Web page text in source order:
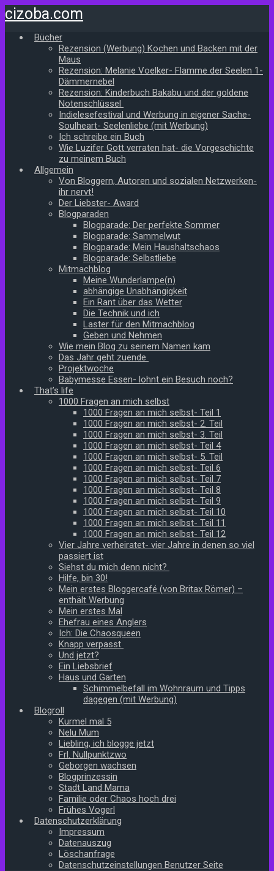
Zum
Hauptinhalt
springen
cizoba.com
Bücher
Rezension (Werbung) Kochen und Backen mit der
Maus
Rezension: Melanie Voelker- Flamme der Seelen 1-
Dämmernebel
Rezension: Kinderbuch Bakabu und der goldene
Notenschlüssel
Indielesefestival und Werbung in eigener Sache-
Soulheart- Seelenliebe (mit Werbung)
Ich schreibe ein Buch
Wie Luzifer Gott verraten hat- die Vorgeschichte
zu meinem Buch
Allgemein
Von Bloggern, Autoren und sozialen Netzwerken-
ihr nervt!
Der Liebster- Award
Blogparaden
Blogparade: Der perfekte Sommer
Blogparade: Sammelwut
Blogparade: Mein Haushaltschaos
Blogparade: Selbstliebe
Mitmachblog
Meine Wunderlampe(n)
abhängige Unabhängigkeit
Ein Rant über das Wetter
Die Technik und ich
Laster für den Mitmachblog
Geben und Nehmen
Wie mein Blog zu seinem Namen kam
Das Jahr geht zuende
Projektwoche
Babymesse Essen- lohnt ein Besuch noch?
That’s life
1000 Fragen an mich selbst
1000 Fragen an mich selbst- Teil 1
1000 Fragen an mich selbst- 2. Teil
1000 Fragen an mich selbst- 3. Teil
1000 Fragen an mich selbst- Teil 4
1000 Fragen an mich selbst- 5. Teil
1000 Fragen an mich selbst- Teil 6
1000 Fragen an mich selbst- Teil 7
1000 Fragen an mich selbst- Teil 8
1000 Fragen an mich selbst- Teil 9
1000 Fragen an mich selbst- Teil 10
1000 Fragen an mich selbst- Teil 11
1000 Fragen an mich selbst- Teil 12
Vier Jahre verheiratet- vier Jahre in denen so viel
passiert ist
Siehst du mich denn nicht?
Hilfe, bin 30!
Mein erstes Bloggercafé (von Britax Römer) –
enthält Werbung
Mein erstes Mal
Ehefrau eines Anglers
Ich: Die Chaosqueen
Knapp verpasst
Und jetzt?
Ein Liebsbrief
Haus und Garten
Schimmelbefall im Wohnraum und Tipps
dagegen (mit Werbung)
Blogroll
Kurmel mal 5
Nelu Mum
Liebling, ich blogge jetzt
Frl. Nullpunktzwo
Geborgen wachsen
Blogprinzessin
Stadt Land Mama
Familie oder Chaos hoch drei
Frühes Vogerl
Datenschutzerklärung
Impressum
Datenauszug
Löschanfrage
Datenschutzeinstellungen Benutzer Seite